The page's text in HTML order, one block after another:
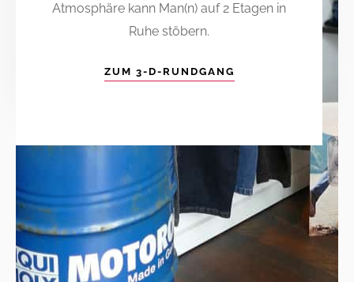
Atmosphäre kann Man(n) auf 2 Etagen in
Ruhe stöbern.
ZUM 3-D-RUNDGANG